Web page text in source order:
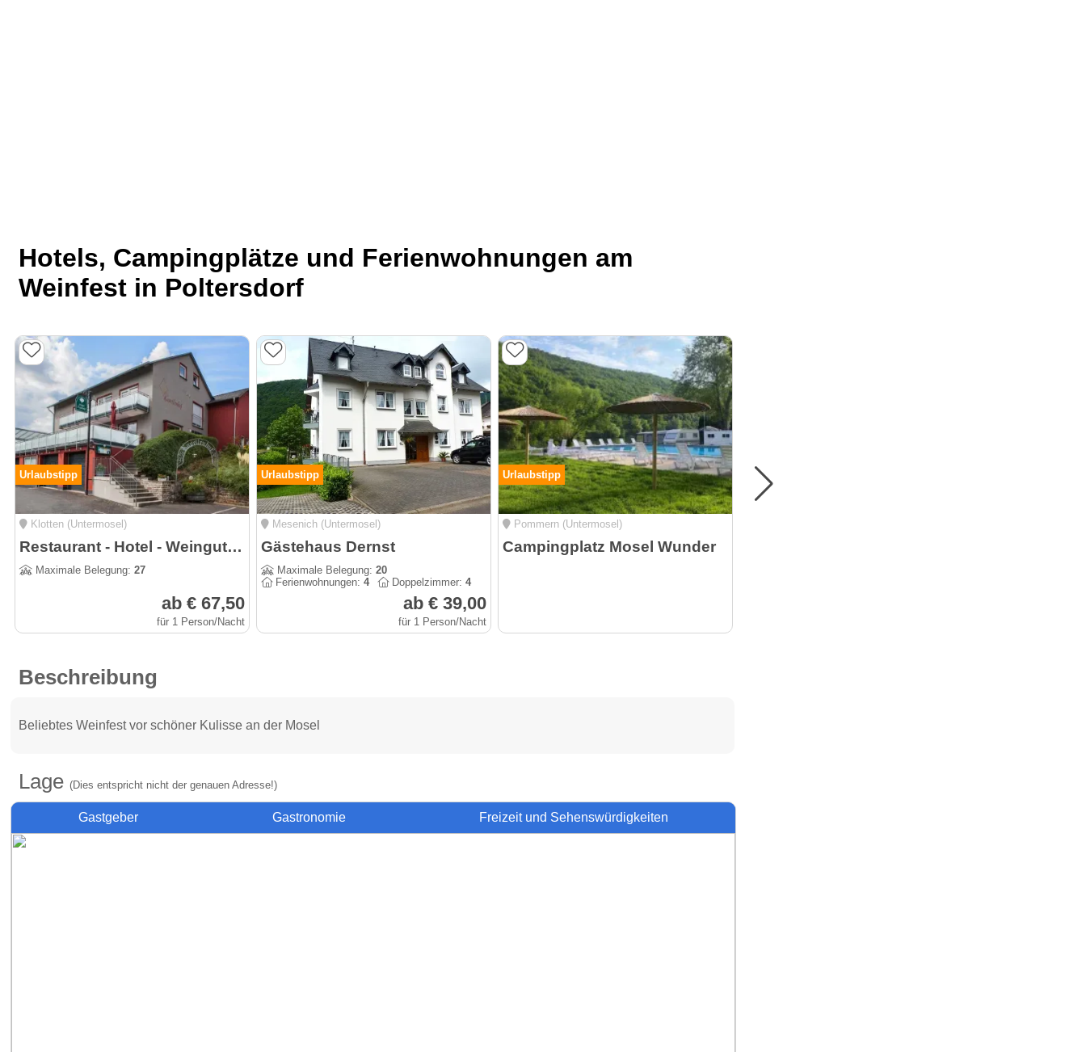
Hotels, Campingplätze und Ferienwohnungen am
Weinfest in Poltersdorf
Urlaubstipp
Klotten (Untermosel)
Restaurant - Hotel - Weingut Kapellenhof
Maximale Belegung:27
ab € 67,50
für 1 Person/Nacht
Urlaubstipp
Mesenich (Untermosel)
Gästehaus Dernst
Maximale Belegung: 20
Ferienwohnungen: 4 Doppelzimmer: 4
ab € 39,00
für 1 Person/Nacht
Urlaubstipp
Pommern (Untermosel)
Campingplatz Mosel Wunder
Urlaubstipp
Beschreibung
Beliebtes Weinfest vor schöner Kulisse an der Mosel
Lage(Dies entspricht nicht der genauen Adresse!)
Gastgeber Gastronomie Freizeit und Sehenswürdigkeiten